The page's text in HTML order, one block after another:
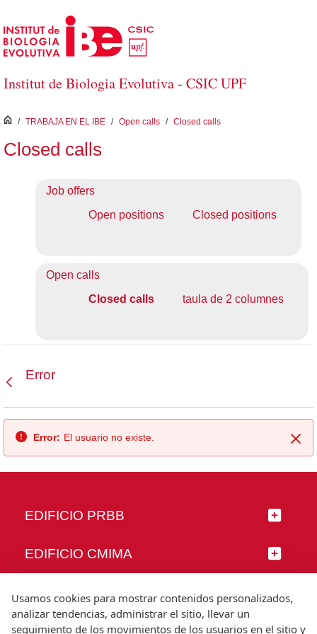
Saltar al contenido principal
Institut de Biologia Evolutiva - CSIC UPF
inici
/ TRABAJA EN EL IBE / Open calls / Closed calls
Closed calls
Job offers
Open positions
Closed positions
Open calls
Closed calls
taula de 2 columnes
Error
Error: El usuario no existe.
EDIFICIO PRBB
EDIFICIO CMIMA
SÍGUENOS
Usamos cookies para mostrar contenidos personalizados,
analizar tendencias, administrar el sitio, llevar un
seguimiento de los movimientos de los usuarios en el sitio y